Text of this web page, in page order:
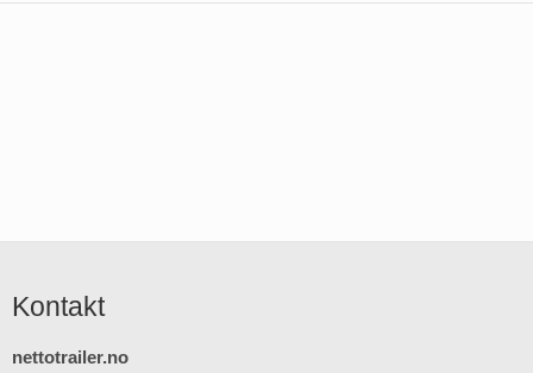
Kontakt
nettotrailer.no